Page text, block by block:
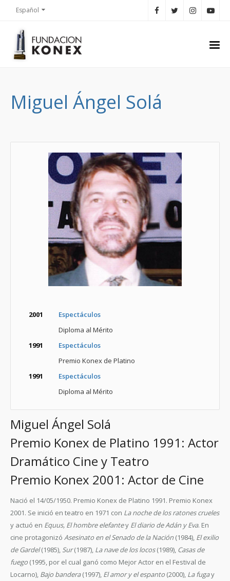
Español
Miguel Ángel Solá
2001
Espectáculos
Diploma al Mérito
1991
Espectáculos
Premio Konex de Platino
1991
Espectáculos
Diploma al Mérito
Miguel Ángel Solá
Premio Konex de Platino 1991: Actor
Dramático Cine y Teatro
Premio Konex 2001: Actor de Cine
Nació el 14/05/1950. Premio Konex de Platino 1991. Premio Konex
2001. Se inició en teatro en 1971 con La noche de los ratones crueles
y actuó en Equus, El hombre elefantey El diario de Adán y Eva. En
cine protagonizó Asesinato en el Senado de la Nación (1984), El exilio
de Gardel(1985), Sur(1987), La nave de los locos(1989), Casas de
fuego (1995, por el cual ganó como Mejor Actor en el Festival de
Locarno), Bajo bandera(1997), El amor y el espanto (2000), La fugay